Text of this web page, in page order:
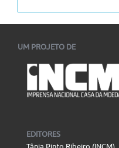
disponibilizado
I Congresso
I Congresso
das literaturas de
UM PROJETO DE
EDITORES